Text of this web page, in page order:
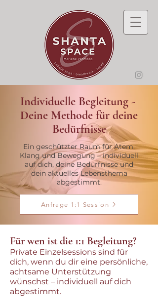
Individuelle Begleitung -
Deine Methode für deine
Bedürfnisse
Ein geschützter Raum für Atem,
Klang und Bewegung – individuell
auf dich, deine Bedürfnisse und
dein aktuelles Lebensthema
abgestimmt.
Anfrage 1:1 Session
Für wen ist die 1:1 Begleitung?
Private Einzelsessions sind für
dich, wenn du dir eine persönliche,
achtsame Unterstützung
wünschst – individuell auf dich
abgestimmt.